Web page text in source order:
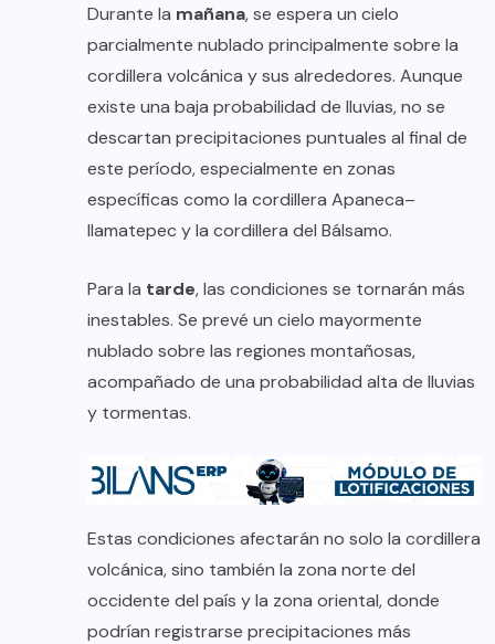
Durante la mañana, se espera un cielo
parcialmente nublado principalmente sobre la
cordillera volcánica y sus alrededores. Aunque
existe una baja probabilidad de lluvias, no se
descartan precipitaciones puntuales al final de
este período, especialmente en zonas
específicas como la cordillera Apaneca–
Ilamatepec y la cordillera del Bálsamo.
Para la tarde, las condiciones se tornarán más
inestables. Se prevé un cielo mayormente
nublado sobre las regiones montañosas,
acompañado de una probabilidad alta de lluvias
y tormentas.
Estas condiciones afectarán no solo la cordillera
volcánica, sino también la zona norte del
occidente del país y la zona oriental, donde
podrían registrarse precipitaciones más